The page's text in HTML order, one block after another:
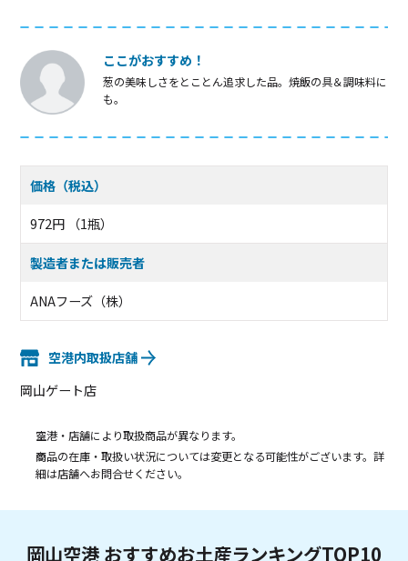
ここがおすすめ！
葱の美味しさをとことん追求した品。焼飯の具＆調味料に
も。
価格（税込）
972円 （1瓶）
製造者または販売者
ANAフーズ（株）
空港内取扱店舗
岡山ゲート店
空港・店舗により取扱商品が異なります。
商品の在庫・取扱い状況については変更となる可能性がございます。詳
細は店舗へお問合せください。
岡山空港 おすすめお土産ランキングTOP10